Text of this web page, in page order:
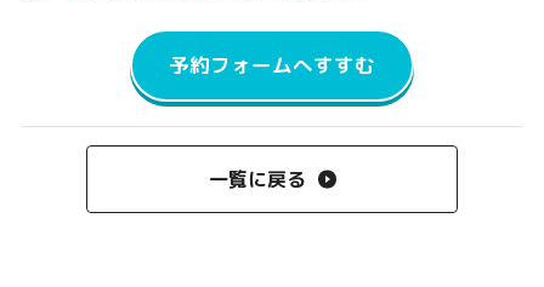
予約フォームへすすむ
一覧に戻る